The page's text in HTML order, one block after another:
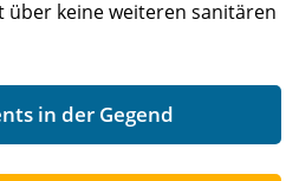
über keine weiteren sanitären
in der Gegend